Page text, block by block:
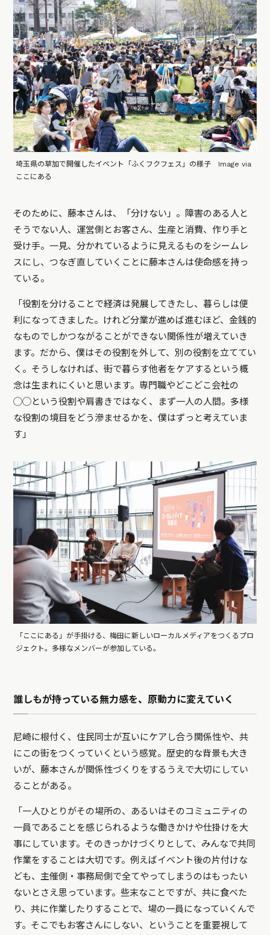
埼玉県の草加で開催したイベント「ふくフクフェス」の様子 Image via
ここにある
そのために、藤本さんは、「分けない」。障害のある人と
そうでない人、運営側とお客さん、生産と消費、作り手と
受け手。一見、分かれているように見えるものをシームレ
スにし、つなぎ直していくことに藤本さんは使命感を持っ
ている。
「役割を分けることで経済は発展してきたし、暮らしは便
利になってきました。けれど分業が進めば進むほど、金銭的
なものでしかつながることができない関係性が増えていき
ます。だから、僕はその役割を外して、別の役割を立ててい
く。そうしなければ、街で暮らす他者をケアするという概
念は生まれにくいと思います。専門職やどこどこ会社の
◯◯という役割や肩書きではなく、まず一人の人間。多様
な役割の境目をどう滲ませるかを、僕はずっと考えていま
す」
「ここにある」が手掛ける、梅田に新しいローカルメディアをつくるプロ
ジェクト。多様なメンバーが参加している。
誰しもが持っている無力感を、原動力に変えていく
尼崎に根付く、住民同士が互いにケアし合う関係性や、共
にこの街をつくっていくという感覚。歴史的な背景も大き
いが、藤本さんが関係性づくりをするうえで大切にしてい
ることがある。
「一人ひとりがその場所の、あるいはそのコミュニティの
一員であることを感じられるような働きかけや仕掛けを大
事にしています。そのきっかけづくりとして、みんなで共同
作業をすることは大切です。例えばイベント後の片付けな
ども、主催側・事務局側で全てやってしまうのはもったい
ないとさえ思っています。些末なことですが、共に食べた
り、共に作業したりすることで、場の一員になっていくんで
す。そこでもお客さんにしない、ということを重要視して